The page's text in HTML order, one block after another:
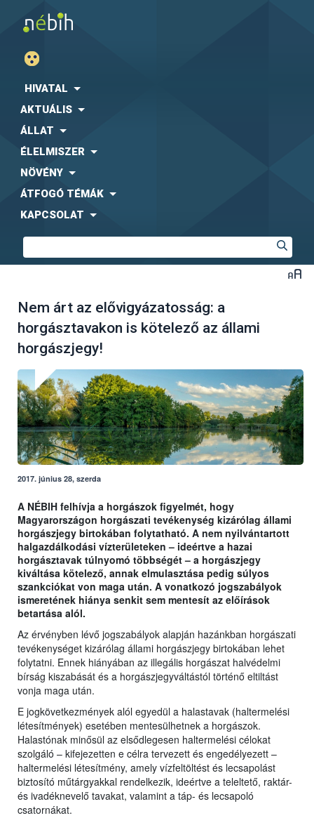
HIVATAL
AKTUÁLIS
ÁLLAT
ÉLELMISZER
NÖVÉNY
ÁTFOGÓ TÉMÁK
KAPCSOLAT
Nem árt az elővigyázatosság: a
horgásztavakon is kötelező az állami
horgászjegy!
2017. június 28, szerda
A NÉBIH felhívja a horgászok figyelmét, hogy
Magyarországon horgászati tevékenység kizárólag állami
horgászjegy birtokában folytatható. A nem nyilvántartott
halgazdálkodási vízterületeken – ideértve a hazai
horgásztavak túlnyomó többségét – a horgászjegy
kiváltása kötelező, annak elmulasztása pedig súlyos
szankciókat von maga után. A vonatkozó jogszabályok
ismeretének hiánya senkit sem mentesít az előírások
betartása alól.
Az érvényben lévő jogszabályok alapján hazánkban horgászati
tevékenységet kizárólag állami horgászjegy birtokában lehet
folytatni. Ennek hiányában az illegális horgászat halvédelmi
bírság kiszabását és a horgászjegyváltástól történő eltiltást
vonja maga után.
E jogkövetkezmények alól egyedül a halastavak (haltermelési
létesítmények) esetében mentesülhetnek a horgászok.
Halastónak minősül az elsődlegesen haltermelési célokat
szolgáló – kifejezetten e célra tervezett és engedélyezett –
haltermelési létesítmény, amely vízfeltöltést és lecsapolást
biztosító műtárgyakkal rendelkezik, ideértve a teleltető, raktár-
és ivadéknevelő tavakat, valamint a táp- és lecsapoló
csatornákat.